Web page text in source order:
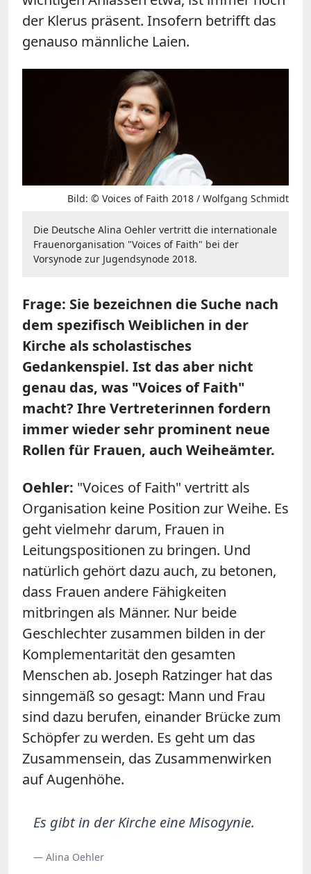
der Klerus präsent. Insofern betrifft das
genauso männliche Laien.
Bild: © Voices of Faith 2018 / Wolfgang Schmidt
Die Deutsche Alina Oehler vertritt die internationale
Frauenorganisation "Voices of Faith" bei der
Vorsynode zur Jugendsynode 2018.
Frage: Sie bezeichnen die Suche nach
dem spezifisch Weiblichen in der
Kirche als scholastisches
Gedankenspiel. Ist das aber nicht
genau das, was "Voices of Faith"
macht? Ihre Vertreterinnen fordern
immer wieder sehr prominent neue
Rollen für Frauen, auch Weiheämter.
Oehler: "Voices of Faith" vertritt als
Organisation keine Position zur Weihe. Es
geht vielmehr darum, Frauen in
Leitungspositionen zu bringen. Und
natürlich gehört dazu auch, zu betonen,
dass Frauen andere Fähigkeiten
mitbringen als Männer. Nur beide
Geschlechter zusammen bilden in der
Komplementarität den gesamten
Menschen ab. Joseph Ratzinger hat das
sinngemäß so gesagt: Mann und Frau
sind dazu berufen, einander Brücke zum
Schöpfer zu werden. Es geht um das
Zusammensein, das Zusammenwirken
auf Augenhöhe.
Es gibt in der Kirche eine Misogynie.
— Alina Oehler